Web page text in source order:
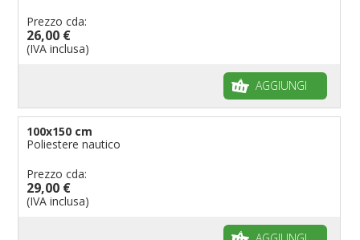
Prezzo cda:
26,00 €
(IVA inclusa)
AGGIUNGI
100x150 cm
Poliestere nautico
Prezzo cda:
29,00 €
(IVA inclusa)